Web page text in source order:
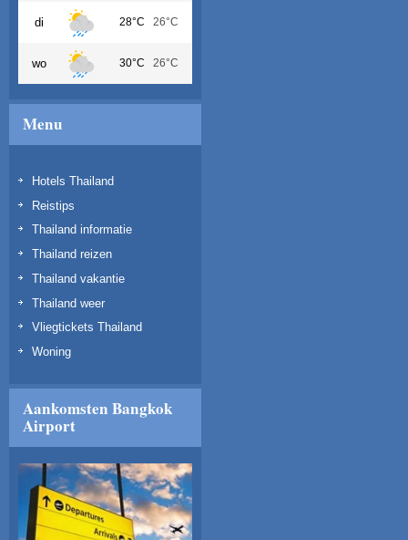
di 28°C 26°C
wo 30°C 26°C
Menu
Hotels Thailand
Reistips
Thailand informatie
Thailand reizen
Thailand vakantie
Thailand weer
Vliegtickets Thailand
Woning
Aankomsten Bangkok
Airport